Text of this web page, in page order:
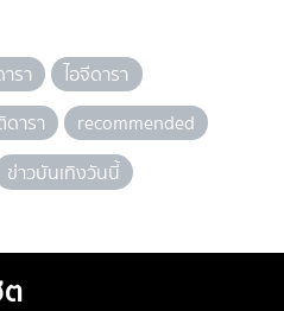
รา
ไอจีดารา
ดารา
recommended
ข่าวบันเทิงวันนี้